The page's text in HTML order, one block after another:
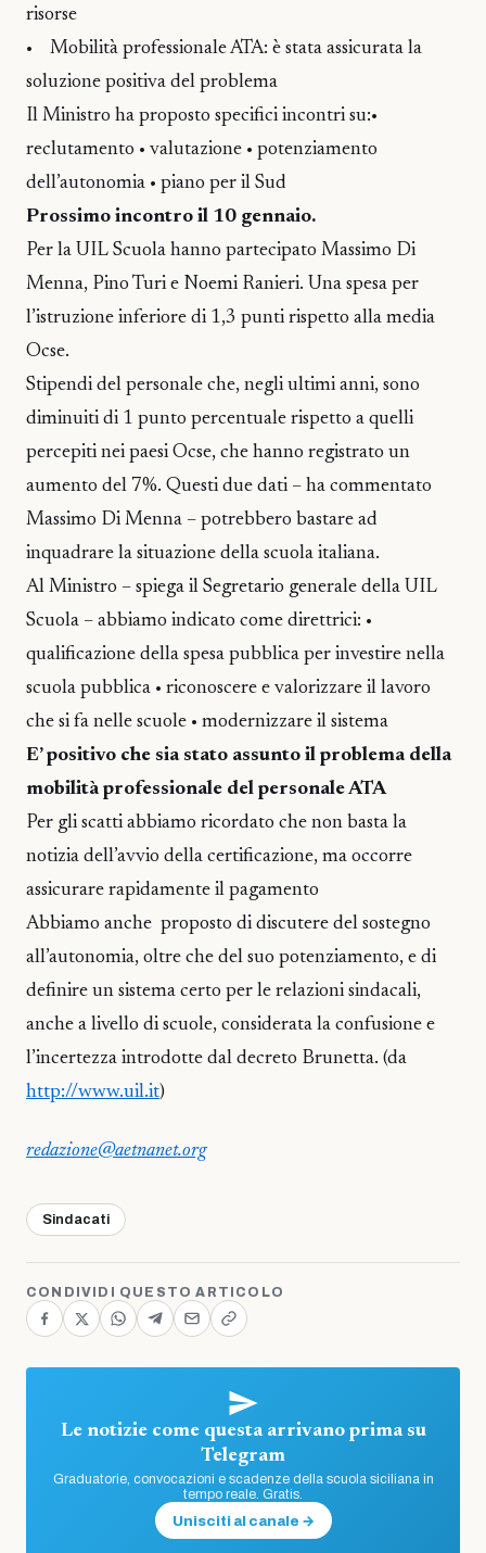
risorse
• Mobilità professionale ATA: è stata assicurata la
soluzione positiva del problema
Il Ministro ha proposto specifici incontri su:•
reclutamento • valutazione • potenziamento
dell’autonomia • piano per il Sud
Prossimo incontro il 10 gennaio.
Per la UIL Scuola hanno partecipato Massimo Di
Menna, Pino Turi e Noemi Ranieri. Una spesa per
l’istruzione inferiore di 1,3 punti rispetto alla media
Ocse.
Stipendi del personale che, negli ultimi anni, sono
diminuiti di 1 punto percentuale rispetto a quelli
percepiti nei paesi Ocse, che hanno registrato un
aumento del 7%. Questi due dati – ha commentato
Massimo Di Menna – potrebbero bastare ad
inquadrare la situazione della scuola italiana.
Al Ministro – spiega il Segretario generale della UIL
Scuola – abbiamo indicato come direttrici: •
qualificazione della spesa pubblica per investire nella
scuola pubblica • riconoscere e valorizzare il lavoro
che si fa nelle scuole • modernizzare il sistema
E’ positivo che sia stato assunto il problema della
mobilità professionale del personale ATA
Per gli scatti abbiamo ricordato che non basta la
notizia dell’avvio della certificazione, ma occorre
assicurare rapidamente il pagamento
Abbiamo anche proposto di discutere del sostegno
all’autonomia, oltre che del suo potenziamento, e di
definire un sistema certo per le relazioni sindacali,
anche a livello di scuole, considerata la confusione e
l’incertezza introdotte dal decreto Brunetta. (da
http://www.uil.it)
redazione@aetnanet.org
Sindacati
CONDIVIDI QUESTO ARTICOLO
Le notizie come questa arrivano prima su
Telegram
Graduatorie, convocazioni e scadenze della scuola siciliana in
tempo reale. Gratis.
Unisciti al canale →